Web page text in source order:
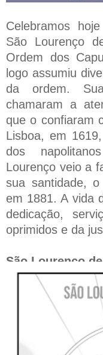
Celebramos
São Lourenço
Ordem dos
logo assumiu
da ordem.
chamaram a
que o confiaram
Lisboa, em
dos
Lourenço veio a
sua santidade,
em 1881. A vida
dedicação,
oprimidos e da
São Lourenço